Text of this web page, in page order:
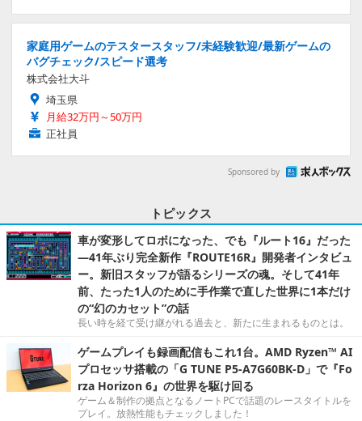
家庭用ゲームのテスタースタッフ/未経験歓迎/最新ゲームの
バグチェック/スピード選考
株式会社大斗
埼玉県
月給32万円～50万円
正社員
Sponsored by
トピックス
車が変形してロボになった、でも『ルート16』だった
―41年ぶり完全新作『ROUTE16R』開発者インタビュ
ー。新旧スタッフが語るシリーズの魂。そして41年
前、たった1人のために手作業で直した世界に1本だけ
の“幻のカセット”の話
長い時を経て受け継がれる過去と、新たに生まれるものとは。
ゲームプレイも録画配信もこれ1台。AMD Ryzen™ AI
プロセッサ搭載の「G TUNE P5-A7G60BK-D」で『Fo
rza Horizon 6』の世界を駆け回る
ゲーム＆制作の拠点となるノートPCで話題のレースタイトルを
プレイ。放熱性能もチェックしました！